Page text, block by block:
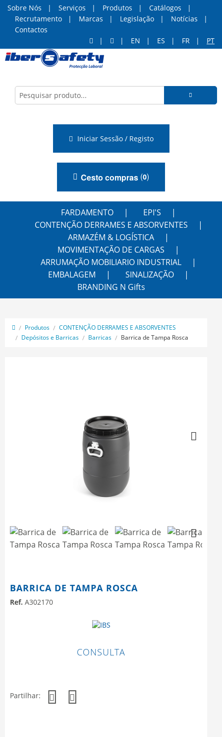
Sobre Nós Serviços Produtos
Catálogos
Recrutamento
Marcas Legislação
Notícias
Contactos
EN
ES FR PT
Iniciar Sessão / Registo
Cesto compras (0)
FARDAMENTO
EPI'S
CONTENÇÃO DERRAMES E ABSORVENTES
ARMAZÉM & LOGÍSTICA
MOVIMENTAÇÃO DE CARGAS
ARRUMAÇÃO MOBILIARIO INDUSTRIAL
EMBALAGEM
SINALIZAÇÃO
BRANDING N Gifts
Produtos
CONTENÇÃO DERRAMES E ABSORVENTES
Depósitos e Barricas
Barricas Barrica de Tampa Rosca
Next
BARRICA DE TAMPA ROSCA
Ref. A302170
CONSULTA
Partilhar: